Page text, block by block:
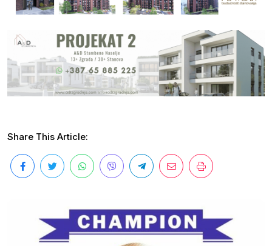
Share This Article: